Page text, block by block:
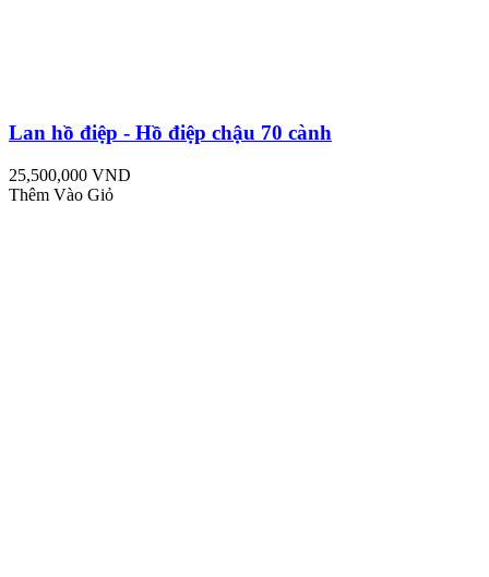
Lan hồ điệp - Hồ điệp chậu 70 cành
25,500,000 VND
Thêm Vào Giỏ